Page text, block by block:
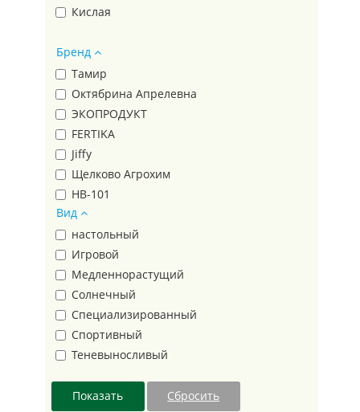
лондон
МАЛЫШОК
Родничок
Сирень
Трапеция
Треугольник
Фаско 5М
ФАСКО БИО
Фиджи
Цветочное счастье
Кислая
Бренд
Тамир
Октябрина Апрелевна
ЭКОПРОДУКТ
FERTIKA
Jiffy
Щелково Агрохим
HB-101
ИнГрин
Эко Стандарт
Чистая Энергия
Ависта
Эвис
Террасол
Огородник®
Полипласт
МегаПласт
Вид
настольный
Игровой
Медленнорастущий
Солнечный
Специализированный
Спортивный
Теневыносливый
банка